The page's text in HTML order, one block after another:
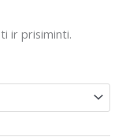
ir prisiminti.